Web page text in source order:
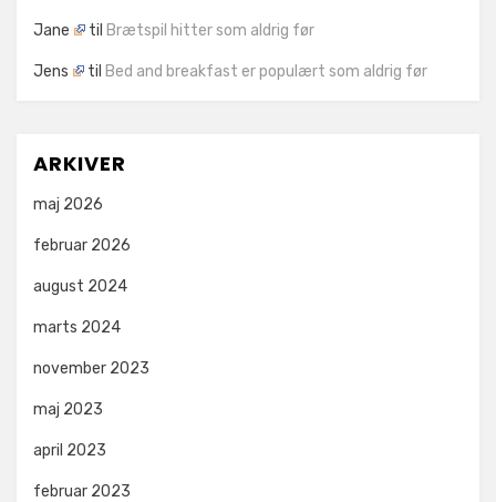
Jane til Brætspil hitter som aldrig før
Jens til Bed and breakfast er populært som aldrig før
ARKIVER
maj 2026
februar 2026
august 2024
marts 2024
november 2023
maj 2023
april 2023
februar 2023